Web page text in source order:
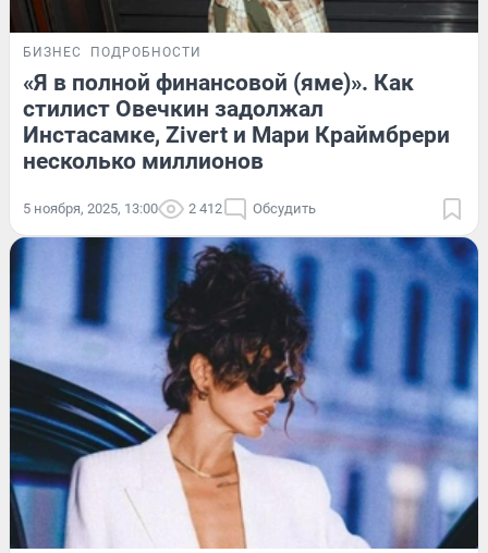
БИЗНЕС ПОДРОБНОСТИ
«Я в полной финансовой (яме)». Как
стилист Овечкин задолжал
Инстасамке, Zivert и Мари Краймбрери
несколько миллионов
5 ноября, 2025, 13:00 2 412 Обсудить